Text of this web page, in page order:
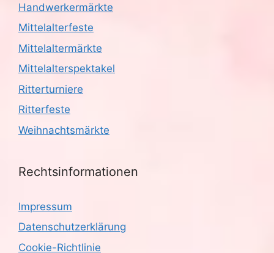
Handwerkermärkte
Mittelalterfeste
Mittelaltermärkte
Mittelalterspektakel
Ritterturniere
Ritterfeste
Weihnachtsmärkte
Rechtsinformationen
Impressum
Datenschutzerklärung
Cookie-Richtlinie